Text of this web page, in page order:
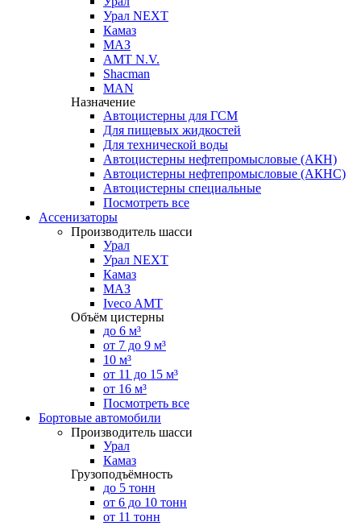
Урал NEXT
Камаз
МАЗ
AMT N.V.
Shacman
MAN
Назначение
Автоцистерны для ГСМ
Для пищевых жидкостей
Для технической воды
Автоцистерны нефтепромысловые (АКН)
Автоцистерны нефтепромысловые (АКНС)
Автоцистерны специальные
Посмотреть все
Ассенизаторы
Производитель шасси
Урал
Урал NEXT
Камаз
МАЗ
Iveco AMT
Объём цистерны
до 6 м³
от 7 до 9 м³
10 м³
от 11 до 15 м³
от 16 м³
Посмотреть все
Бортовые автомобили
Производитель шасси
Урал
Камаз
Грузоподъёмность
до 5 тонн
от 6 до 10 тонн
от 11 тонн